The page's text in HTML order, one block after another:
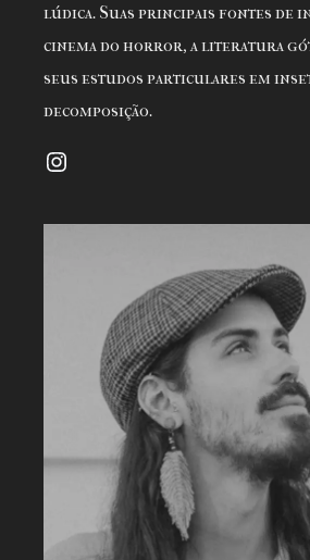
lúdica. Suas principais fontes de
cinema do horror, a literatura
seus estudos particulares em
decomposição.
Instagram